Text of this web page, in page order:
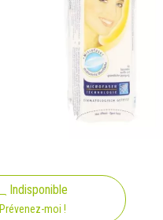
Indisponible
Prévenez-moi !